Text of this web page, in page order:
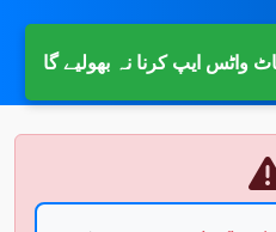
Payment